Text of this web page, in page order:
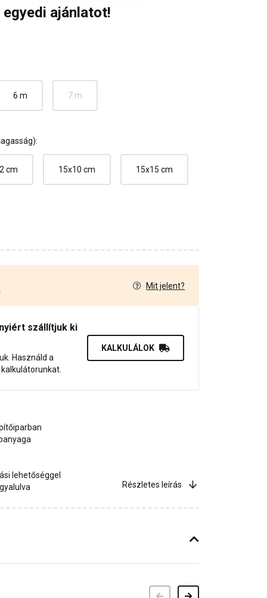
ajánlatot!
6 m 7 m
cm 15x10 cm 15x15 cm
Mit jelent?
szállítjuk ki
Használd a
KALKULÁLOK
lehetőséggel
Részletes leírás
Előző Következő